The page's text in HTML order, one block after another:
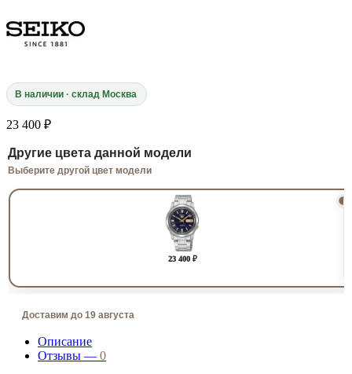
В наличии · склад Москва
23 400 ₽
Другие цвета данной модели
Выберите другой цвет модели
23 400 ₽
Доставим до 19 августа
Описание
Отзывы — 0